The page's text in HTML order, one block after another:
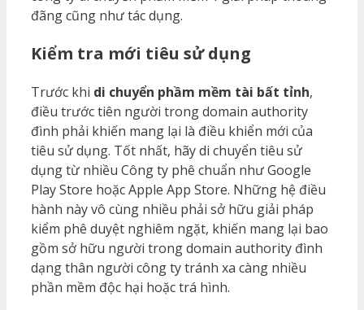
đãng cũng như tác dụng.
Kiểm tra mới tiêu sử dụng
Trước khi di chuyển phầm mềm tài bất tỉnh,
điều trước tiên người trong domain authority
đình phải khiến mang lại là điều khiển mới của
tiêu sử dụng. Tốt nhất, hãy di chuyển tiêu sử
dụng từ nhiều Công ty phê chuẩn như Google
Play Store hoặc Apple App Store. Những hệ điều
hành này vô cùng nhiều phải sở hữu giải pháp
kiểm phê duyệt nghiêm ngặt, khiến mang lại bao
gồm sở hữu người trong domain authority đình
dạng thân người công ty tránh xa càng nhiều
phần mềm độc hại hoặc trá hình.